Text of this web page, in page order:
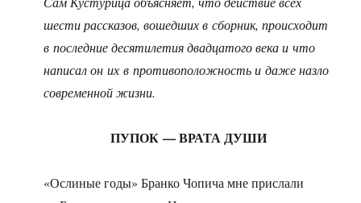
шести рассказов, вошедших в сборник, происходит
в последние десятилетия двадцатого века и что
написал он их в противоположность и даже назло
современной жизни.
ПУПОК — ВРАТА ДУШИ
«Ослиные годы» Бранко Чопича мне прислали